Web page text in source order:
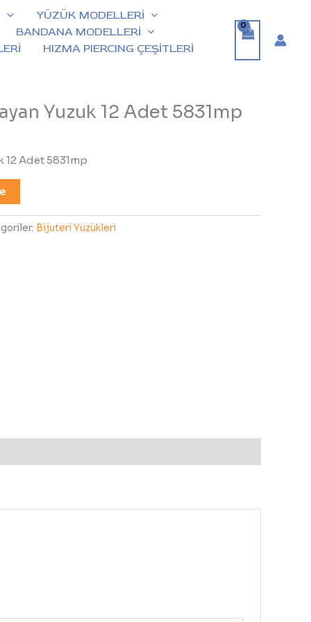
YÜZÜK MODELLERİ
BANDANA MODELLERİ
HIZMA PIERCING ÇEŞİTLERİ
Yuzuk 12 Adet 5831mp
12 Adet 5831mp
Bijuteri Yüzükleri